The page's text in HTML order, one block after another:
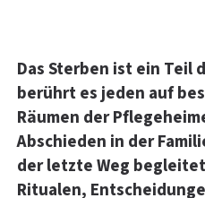
Das Sterben ist ein Teil
berührt es jeden auf
Räumen der
Abschieden in der
der letzte Weg
Ritualen,